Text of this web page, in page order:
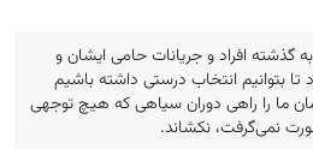
به گذشته افراد و جریانات حامی ایشان و
تا بتوانیم‌ انتخاب درستی داشته باشیم
ما را راهی دوران سیاهی که هیچ توجهی
نمی‌گرفت، نکشاند.